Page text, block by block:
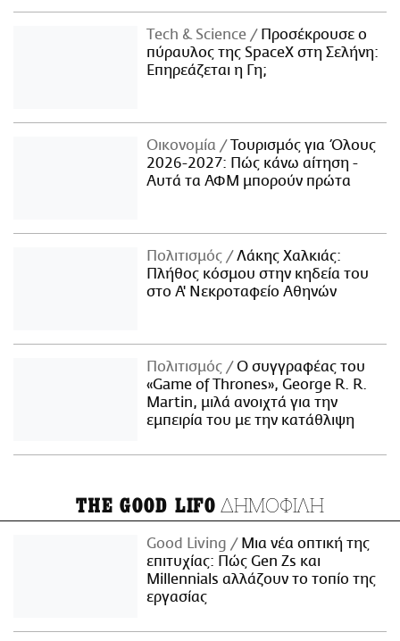
Τech & Science
Προσέκρουσε ο
πύραυλος της SpaceX στη Σελήνη:
Επηρεάζεται η Γη;
Οικονομία
Τουρισμός για Όλους
2026-2027: Πώς κάνω αίτηση -
Αυτά τα ΑΦΜ μπορούν πρώτα
Πολιτισμός
Λάκης Χαλκιάς:
Πλήθος κόσμου στην κηδεία του
στο Α' Νεκροταφείο Αθηνών
Πολιτισμός
Ο συγγραφέας του
«Game of Thrones», George R. R.
Martin, μιλά ανοιχτά για την
εμπειρία του με την κατάθλιψη
THE GOOD LIFO ΔΗΜΟΦΙΛΗ
Good Living
Μια νέα οπτική της
επιτυχίας: Πώς Gen Zs και
Millennials αλλάζουν το τοπίο της
εργασίας